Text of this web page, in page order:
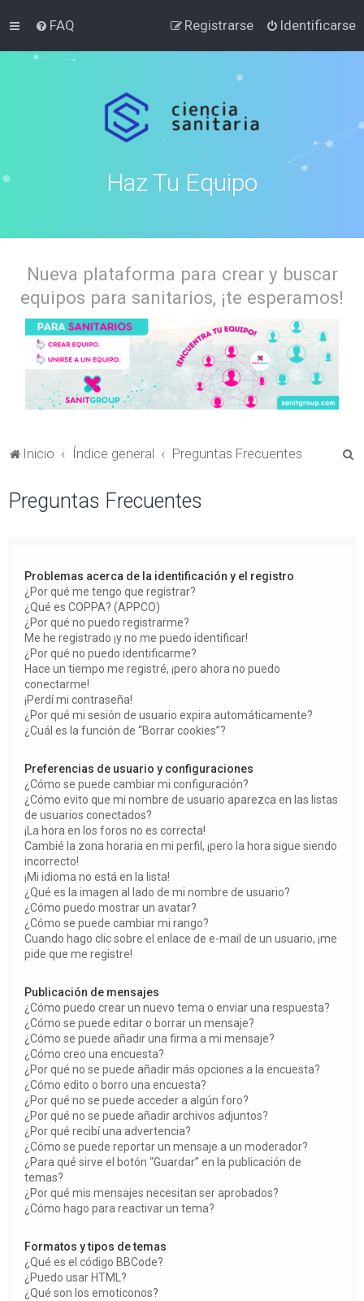
FAQ Identificarse
Registrarse
Haz Tu Equipo
Nueva plataforma para crear y buscar
equipos para sanitarios, ¡te esperamos!
Inicio Índice general Preguntas Frecuentes
Preguntas Frecuentes
Problemas acerca de la identificación y el registro
¿Por qué me tengo que registrar?
¿Qué es COPPA? (APPCO)
¿Por qué no puedo registrarme?
Me he registrado ¡y no me puedo identificar!
¿Por qué no puedo identificarme?
Hace un tiempo me registré, ¡pero ahora no puedo
conectarme!
¡Perdí mi contraseña!
¿Por qué mi sesión de usuario expira automáticamente?
¿Cuál es la función de “Borrar cookies”?
Preferencias de usuario y configuraciones
¿Cómo se puede cambiar mi configuración?
¿Cómo evito que mi nombre de usuario aparezca en las listas
de usuarios conectados?
¡La hora en los foros no es correcta!
Cambié la zona horaria en mi perfil, ¡pero la hora sigue siendo
incorrecto!
¡Mi idioma no está en la lista!
¿Qué es la imagen al lado de mi nombre de usuario?
¿Cómo puedo mostrar un avatar?
¿Cómo se puede cambiar mi rango?
Cuando hago clic sobre el enlace de e-mail de un usuario, ¡me
pide que me registre!
Publicación de mensajes
¿Cómo puedo crear un nuevo tema o enviar una respuesta?
¿Cómo se puede editar o borrar un mensaje?
¿Cómo se puede añadir una firma a mi mensaje?
¿Cómo creo una encuesta?
¿Por qué no se puede añadir más opciones a la encuesta?
¿Cómo edito o borro una encuesta?
¿Por qué no se puede acceder a algún foro?
¿Por qué no se puede añadir archivos adjuntos?
¿Por qué recibí una advertencia?
¿Cómo se puede reportar un mensaje a un moderador?
¿Para qué sirve el botón “Guardar” en la publicación de
temas?
¿Por qué mis mensajes necesitan ser aprobados?
¿Cómo hago para reactivar un tema?
Formatos y tipos de temas
¿Qué es el código BBCode?
¿Puedo usar HTML?
¿Qué son los emoticonos?